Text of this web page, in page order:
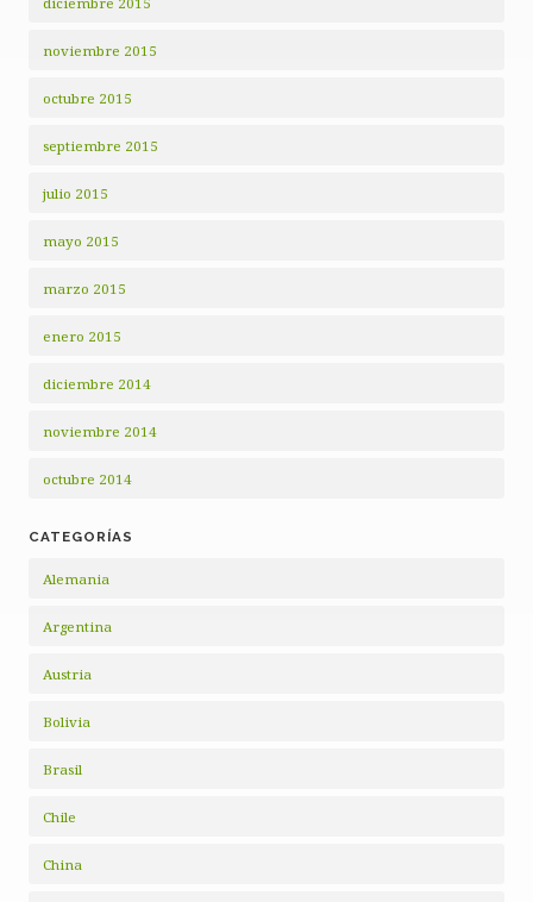
noviembre 2015
octubre 2015
septiembre 2015
julio 2015
mayo 2015
marzo 2015
enero 2015
diciembre 2014
noviembre 2014
octubre 2014
CATEGORÍAS
Alemania
Argentina
Austria
Bolivia
Brasil
Chile
China